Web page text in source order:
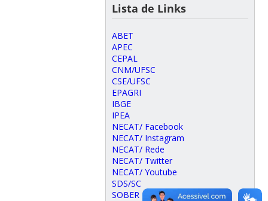
Lista de Links
ABET
APEC
CEPAL
CNM/UFSC
CSE/UFSC
EPAGRI
IBGE
IPEA
NECAT/ Facebook
NECAT/ Instagram
NECAT/ Rede
NECAT/ Twitter
NECAT/ Youtube
SDS/SC
SOBER